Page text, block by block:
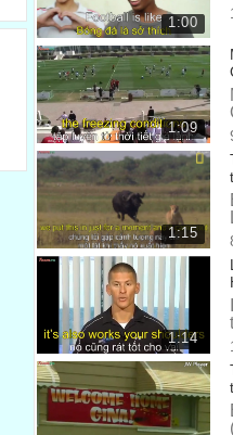
để bất kỳ ai cũng có thể
at a fraction of the cost.
với giá thấp hơn nhiều lần.
We call this the Global
Chúng tôi gọi đó là Các
ngôi làng ở bất kỳ đâu trên
So let me tell you a
Tôi sẽ kể cho các bạn một
So I finished my 20s
Tôi kết thúc tuổi 20 của
with a Ph.D. in fusion
với một Bằng Tiến sĩ về
1:00
1:09
1:15
1:14